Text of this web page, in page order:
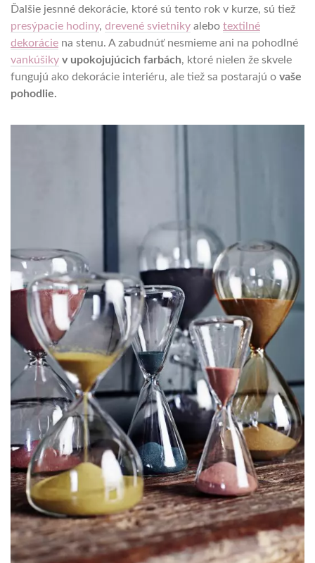
Ďalšie jesnné dekorácie, ktoré sú tento rok v kurze, sú tiež
presýpacie hodiny, drevené svietniky alebo textilné
dekorácie na stenu. A zabudnúť nesmieme ani na pohodlné
vankúšiky v upokojujúcich farbách, ktoré nielen že skvele
fungujú ako dekorácie interiéru, ale tiež sa postarajú o vaše
pohodlie.